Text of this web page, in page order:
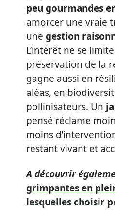
peu gourmandes
amorcer une vraie
une gestion
L’intérêt ne se
préservation de la
gagne aussi en
aléas, en
pollinisateurs. Un
pensé réclame
moins
restant vivant et
A découvrir
grimpantes en
lesquelles choisir